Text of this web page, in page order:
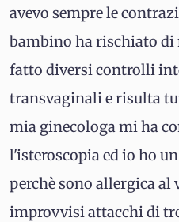
avevo sempre le
bambino ha rischiato di
fatto diversi controlli
transvaginali e risulta
mia ginecologa mi ha
l'isteroscopia ed io ho
perchè sono allergica al
improvvisi attacchi di